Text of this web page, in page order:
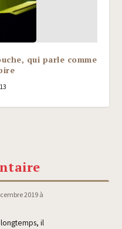
qui parle comme
2019 à
il